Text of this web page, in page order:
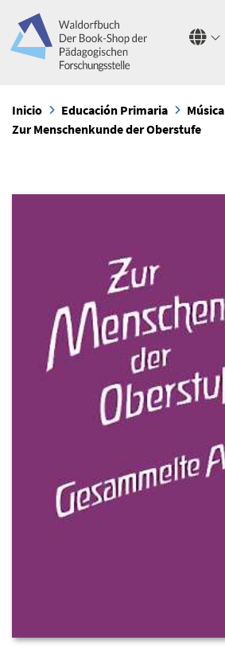
Inicio Educación Primaria
Música
Zur Menschenkunde der Oberstufe